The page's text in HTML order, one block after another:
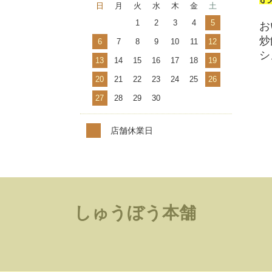
日 月 火 水 木 金
土
1
2 3 4 5
6 7 8 9 10 11 12
13 14 15 16 17 18 19
20 21 22 23 24 25 26
27 28 29 30
店舗休業日
しゅうぼう本舗